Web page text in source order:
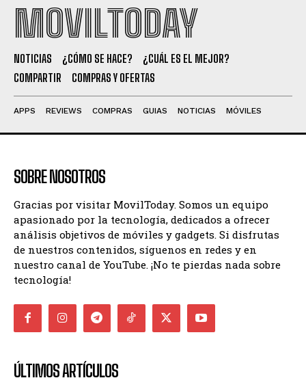
MOVILTODAY
NOTICIAS ¿CÓMO SE HACE?
¿CUÁL ES EL MEJOR?
COMPARTIR
COMPRAS Y OFERTAS
APPS REVIEWS COMPRAS GUIAS NOTICIAS MÓVILES
SOBRE NOSOTROS
Gracias por visitar MovilToday. Somos un equipo
apasionado por la tecnología, dedicados a ofrecer
análisis objetivos de móviles y gadgets. Si disfrutas
de nuestros contenidos, síguenos en redes y en
nuestro canal de YouTube. ¡No te pierdas nada sobre
tecnología!
ÚLTIMOS ARTÍCULOS